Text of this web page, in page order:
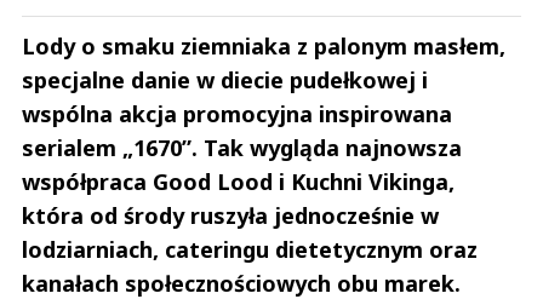
Lody o smaku ziemniaka z palonym masłem,
specjalne danie w diecie pudełkowej i
wspólna akcja promocyjna inspirowana
serialem „1670”. Tak wygląda najnowsza
współpraca Good Lood i Kuchni Vikinga,
która od środy ruszyła jednocześnie w
lodziarniach, cateringu dietetycznym oraz
kanałach społecznościowych obu marek.